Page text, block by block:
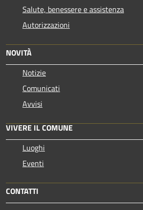
Salute, benessere e assistenza
Autorizzazioni
NOVITÀ
Notizie
Comunicati
Avvisi
VIVERE IL COMUNE
Luoghi
Eventi
CONTATTI